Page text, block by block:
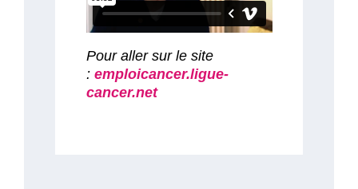
Pour aller sur le site
: emploicancer.ligue-
cancer.net